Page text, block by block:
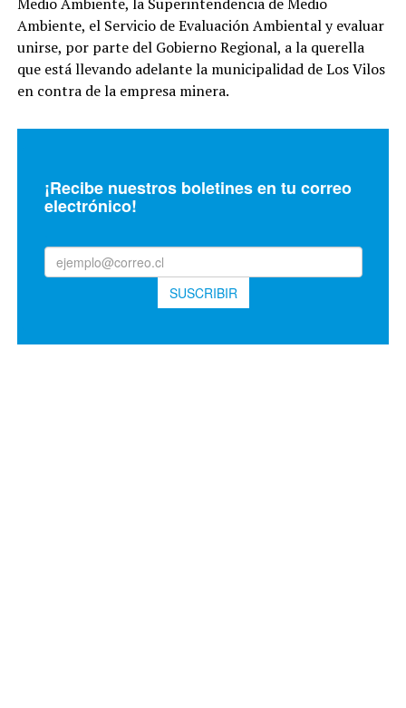
Ambiente, el Servicio de Evaluación Ambiental y evaluar
unirse, por parte del Gobierno Regional, a la querella
que está llevando adelante la municipalidad de Los Vilos
en contra de la empresa minera.